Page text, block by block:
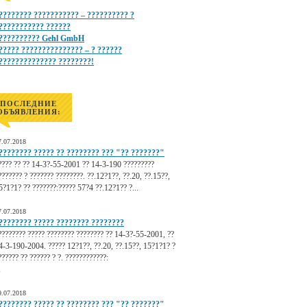
??????????? – ?????????? ?
??????
Gehl GmbH
??????????????? – ? ??????
????????!
ПОСЛЕДНИЕ
????? ?? ???????? ??? "?? ???????"
?? ?? 14-3?-55-2001 ?? 14-3-190 ?????????
? ??????? ????????. ??.12?1??, ??.20, ??.15??,
?? ???????:????? 57?4 ??.12?1?? ?...
????? ???????? ????????
????? ???????? ???????? ?? 14-3?-55-2001, ??
3-190-2004. ????? 12?1??, ??.20, ??.15??, 15?1?1? ?
?? ?????? ? ?. ????????????:
????? ?? ???????? ??? "?? ???????"